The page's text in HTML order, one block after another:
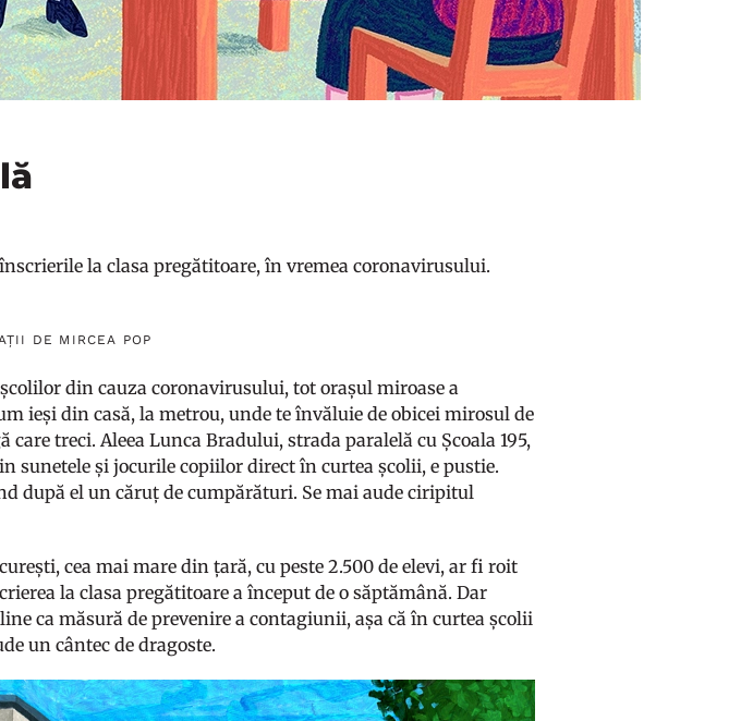
la clasa pregătitoare, în vremea coronavirusului.
DE MIRCEA POP
din cauza coronavirusului, tot orașul miroase a
ieși din casă, la metrou, unde te învăluie de obicei mirosul de
treci. Aleea Lunca Bradului, strada paralelă cu Școala 195,
sunetele și jocurile copiilor direct în curtea școlii, e pustie.
după el un căruț de cumpărături. Se mai aude ciripitul
cea mai mare din țară, cu peste 2.500 de elevi, ar fi roit
la clasa pregătitoare a început de o săptămână. Dar
ca măsură de prevenire a contagiunii, așa că în curtea școlii
un cântec de dragoste.